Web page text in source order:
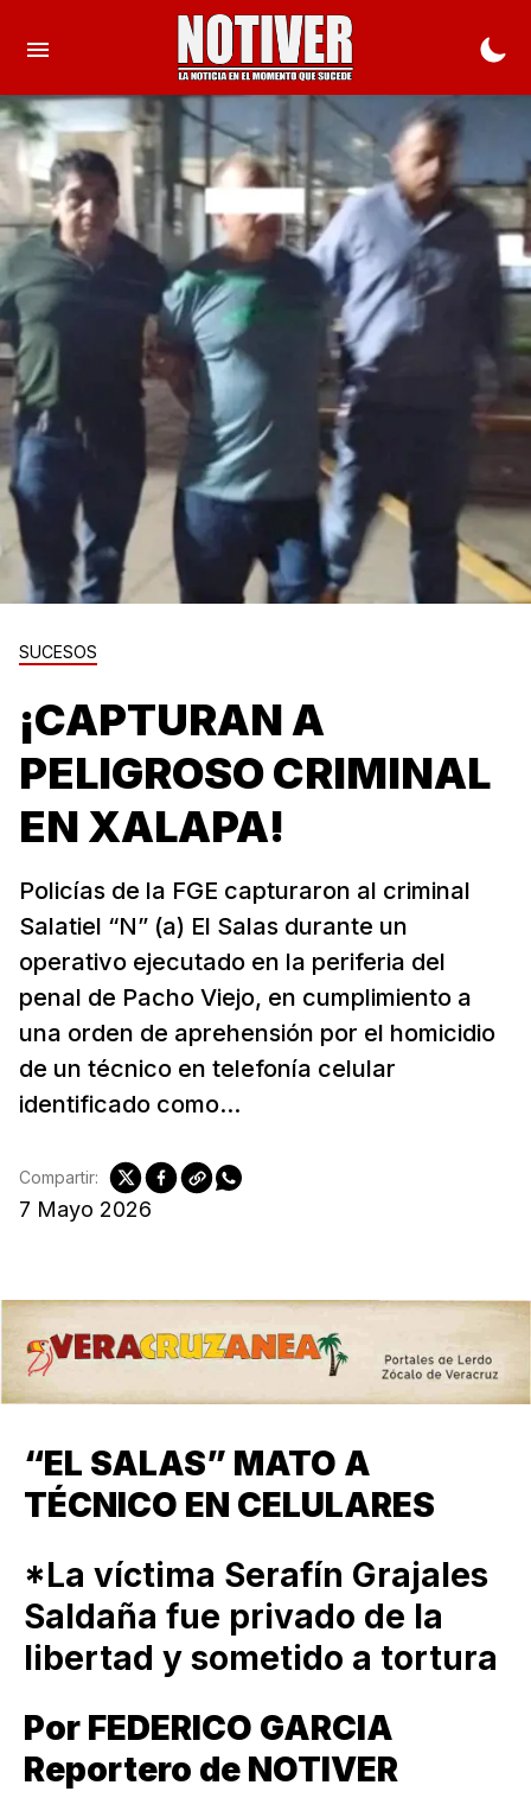
SUCESOS
¡CAPTURAN A
PELIGROSO CRIMINAL
EN XALAPA!
Policías de la FGE capturaron al criminal
Salatiel “N” (a) El Salas durante un
operativo ejecutado en la periferia del
penal de Pacho Viejo, en cumplimiento a
una orden de aprehensión por el homicidio
de un técnico en telefonía celular
identificado como...
7 Mayo 2026
Compartir:
“EL SALAS” MATO A
TÉCNICO EN CELULARES
*La víctima Serafín Grajales
Saldaña fue privado de la
libertad y sometido a tortura
Por FEDERICO GARCIA
Reportero de NOTIVER